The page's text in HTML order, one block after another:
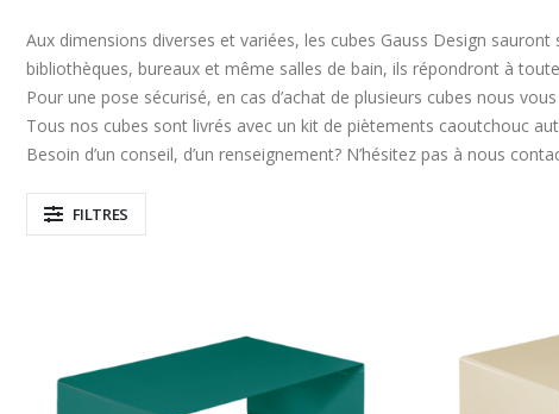
Aux dimensions diverses et variées, les cubes Gauss Design
bibliothèques, bureaux et même salles de bain, ils répondront à
Pour une pose sécurisé, en cas d’achat de plusieurs cubes nous
Tous nos cubes sont livrés avec un kit de piètements caoutchouc
Besoin d’un conseil, d’un renseignement? N’hésitez pas à nous
FILTRES